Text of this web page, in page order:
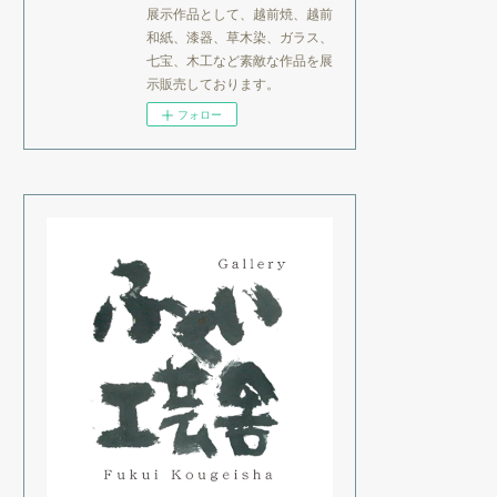
展示作品として、越前焼、越前
和紙、漆器、草木染、ガラス、
七宝、木工など素敵な作品を展
示販売しております。
フォロー